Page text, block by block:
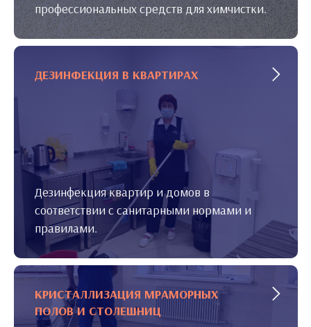
профессиональных средств для химчистки.
ДЕЗИНФЕКЦИЯ В КВАРТИРАХ
Дезинфекция квартир и домов в
соответствии с санитарными нормами и
правилами.
КРИСТАЛЛИЗАЦИЯ МРАМОРНЫХ
ПОЛОВ И СТОЛЕШНИЦ